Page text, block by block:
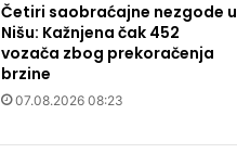
Četiri saobraćajne nezgode u
Nišu: Kažnjena čak 452
vozača zbog prekoračenja
brzine
07.08.2026 08:23